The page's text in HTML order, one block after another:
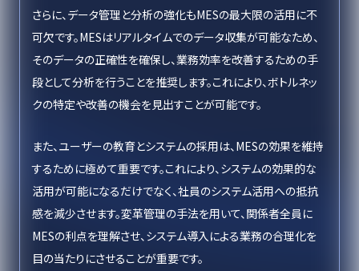
さらに、データ管理と分析の強化もMESの最大限の活用に不
可欠です。MESはリアルタイムでのデータ収集が可能なため、
そのデータの正確性を確保し、業務効率を改善するための手
段として分析を行うことを推奨します。これにより、ボトルネッ
クの特定や改善の機会を見出すことが可能です。
また、ユーザーの教育とシステムの採用は、MESの効果を維持
するために極めて重要です。これにより、システムの効果的な
活用が可能になるだけでなく、社員のシステム活用への抵抗
感を減少させます。変革管理の手法を用いて、関係者全員に
MESの利点を理解させ、システム導入による業務の合理化を
目の当たりにさせることが重要です。